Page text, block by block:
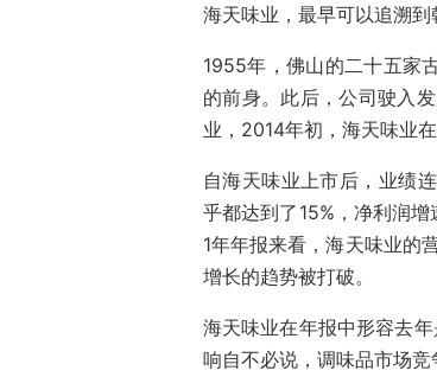
海天味业，最早可以追溯到
1955年，佛山的二十五家
的前身。此后，公司驶入
业，2014年初，海天味业在
自海天味业上市后，业绩
乎都达到了15%，净利润
1年年报来看，海天味业的
增长的趋势被打破。
海天味业在年报中形容去
响自不必说，调味品市场竞